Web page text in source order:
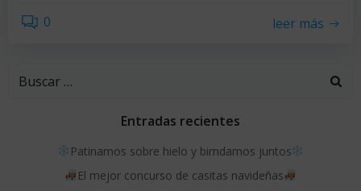
0 leer más
Buscar:
Entradas recientes
Patinamos sobre hielo y birndamos juntos
El mejor concurso de casitas navideñas